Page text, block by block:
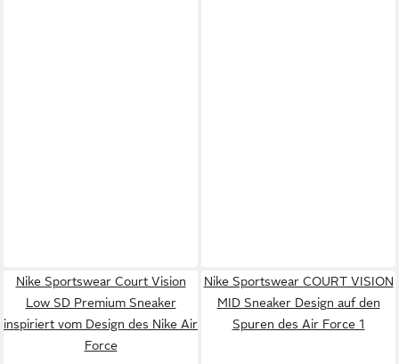
Nike Sportswear Court Vision
Low SD Premium Sneaker
inspiriert vom Design des Nike Air
Force
Nike Sportswear COURT VISION
MID Sneaker Design auf den
Spuren des Air Force 1